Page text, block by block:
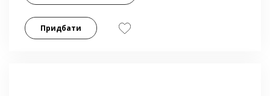
Придбати